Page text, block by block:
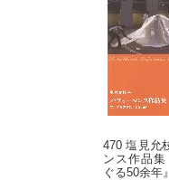
470 塩見允
ンス作品
ぐる50余年